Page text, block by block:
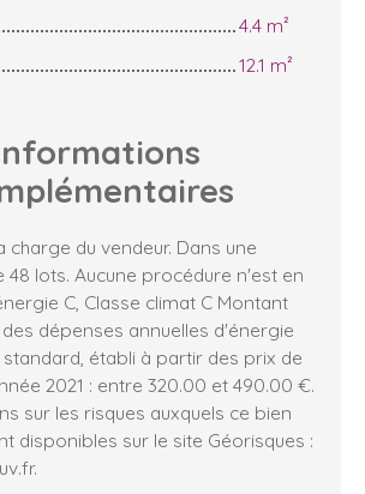
4.4 m²
12.1 m²
charge du vendeur. Dans une
lots. Aucune procédure n'est en
C, Classe climat C Montant
dépenses annuelles d'énergie
établi à partir des prix de
2021 : entre 320.00 et 490.00 €.
sur les risques auxquels ce bien
disponibles sur le site Géorisques :